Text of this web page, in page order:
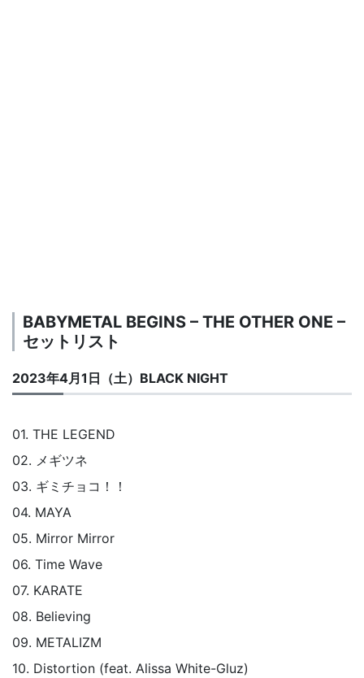
BABYMETAL BEGINS – THE OTHER ONE –
セットリスト
2023年4月1日（土）BLACK NIGHT
01. THE LEGEND
02. メギツネ
03. ギミチョコ！！
04. MAYA
05. Mirror Mirror
06. Time Wave
07. KARATE
08. Believing
09. METALIZM
10. Distortion (feat. Alissa White-Gluz)